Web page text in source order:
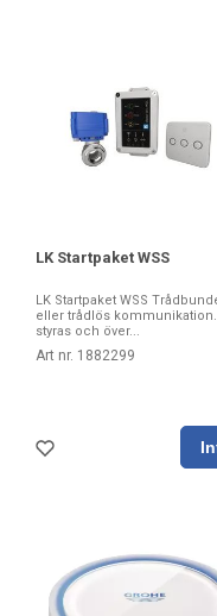
LK Startpaket WSS
LK Startpaket WSS
eller trådlös
styras och över...
Art nr. 1882299